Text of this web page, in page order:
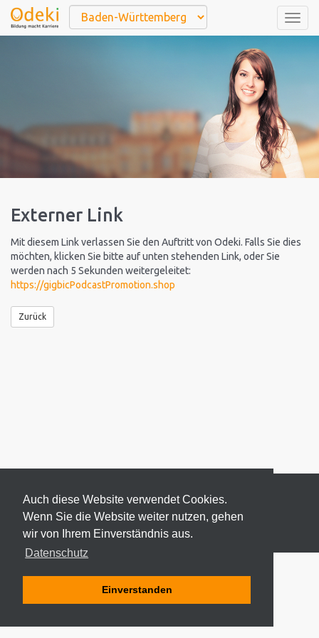
Auch diese Website verwendet Cookies.
Wenn Sie die Website weiter nutzen, gehen
wir von Ihrem Einverständnis aus.
Datenschutz
Einverstanden
Externer Link
Mit diesem Link verlassen Sie den Auftritt von Odeki. Falls Sie dies
möchten, klicken Sie bitte auf unten stehenden Link, oder Sie
werden nach 5 Sekunden weitergeleitet:
https://gigbicPodcastPromotion.shop
Zurück
© 2026 ODEKI - ALLE RECHTE VORBEHALTEN